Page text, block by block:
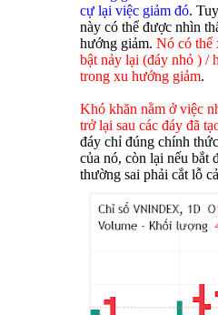
cự lại việc giảm đó.
này có thể được nhìn
hướng giảm. Nó có thể
bật nảy lại (đáy nhỏ ) /
trong xu hướng giảm.
Khó khăn nằm ở việc
trở lại sau các đáy đã
đáy chỉ đúng chính
của nó, còn lại nếu bắt
thường sai phải cắt lỗ